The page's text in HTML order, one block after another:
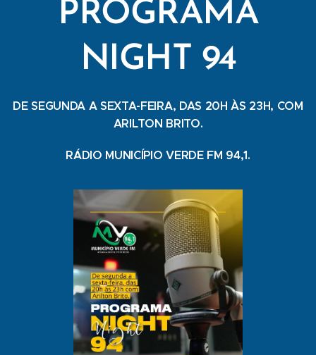
PROGRAMA
NIGHT 94
DE SEGUNDA A SEXTA-FEIRA, DAS 20H ÀS 23H, COM
ARILTON BRITO.
RÁDIO MUNICÍPIO VERDE FM 94,1.